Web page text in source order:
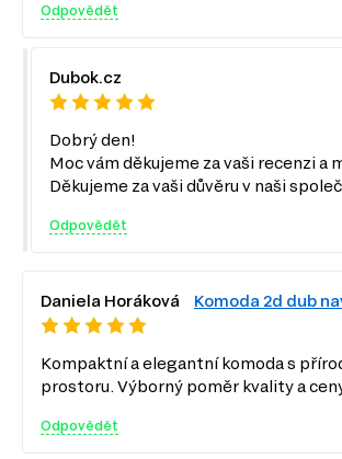
Odpovědět
Dubok.cz
Dobrý den!
Moc vám děkujeme za vaši recenzi a
Děkujeme za vaši důvěru v naši
Odpovědět
Daniela Horáková Komoda 2d dub
Kompaktní a elegantní komoda s
prostoru. Výborný poměr kvality a
Odpovědět